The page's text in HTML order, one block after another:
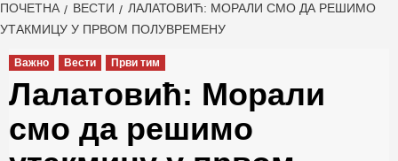
ПОЧЕТНА ВЕСТИ
ЛАЛАТОВИЋ: МОРАЛИ СМО ДА РЕШИМО
УТАКМИЦУ У ПРВОМ ПОЛУВРЕМЕНУ
Важно Вести Први тим
Лалатовић: Морали
смо да решимо